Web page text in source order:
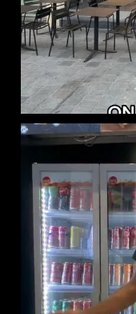
RED BULL PÊCHE